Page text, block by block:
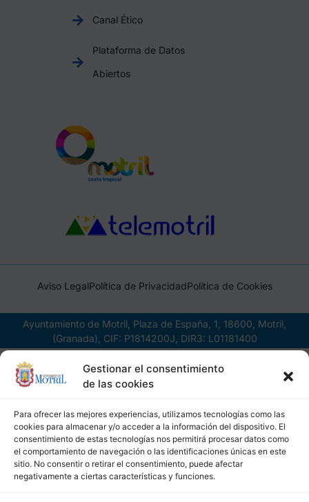
Gestionar el consentimiento
de las cookies
Para ofrecer las mejores experiencias, utilizamos tecnologías como las
cookies para almacenar y/o acceder a la información del dispositivo. El
consentimiento de estas tecnologías nos permitirá procesar datos como
el comportamiento de navegación o las identificaciones únicas en este
sitio. No consentir o retirar el consentimiento, puede afectar
negativamente a ciertas características y funciones.
Canal Ético
Plataforma de Datos
Abiertos
Aviso LegalPolítica de PrivacidadPolítica de Cookies
Ayuntamiento de Motril, Plaza de España, 1, 18600, Motril,
(Granada), CIF: P1814200J, DIR3: L01181400